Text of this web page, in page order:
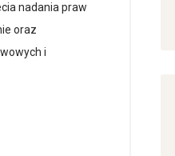
nadania praw
oraz
i